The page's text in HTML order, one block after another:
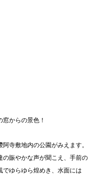
からの景色！
寺敷地内の公園がみえます。
の賑やかな声が聞こえ、手前の
でゆらゆら煌めき、水面には